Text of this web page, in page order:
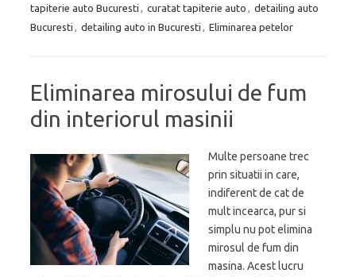
tapiterie auto Bucuresti , curatat tapiterie auto , detailing auto
Bucuresti , detailing auto in Bucuresti , Eliminarea petelor
Eliminarea mirosului de fum
din interiorul masinii
Multe persoane trec
prin situatii in care,
indiferent de cat de
mult incearca, pur si
simplu nu pot elimina
mirosul de fum din
masina. Acest lucru